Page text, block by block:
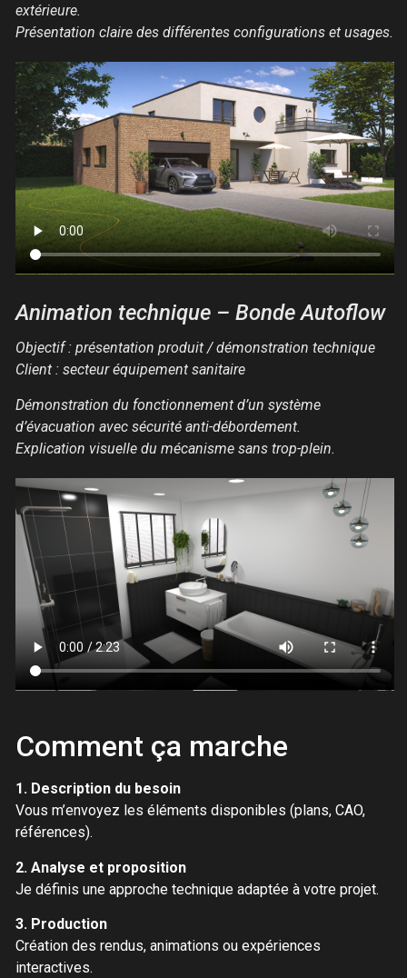
extérieure.
Présentation claire des différentes configurations et usages.
Animation technique – Bonde Autoflow
Objectif : présentation produit / démonstration technique
Client : secteur équipement sanitaire
Démonstration du fonctionnement d’un système
d’évacuation avec sécurité anti-débordement.
Explication visuelle du mécanisme sans trop-plein.
Comment ça marche
1. Description du besoin
Vous m’envoyez les éléments disponibles (plans, CAO,
références).
2. Analyse et proposition
Je définis une approche technique adaptée à votre projet.
3. Production
Création des rendus, animations ou expériences
interactives.